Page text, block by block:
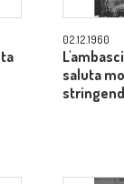
02.12.1960
saluta